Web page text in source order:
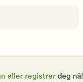
eller registrer deg nå!